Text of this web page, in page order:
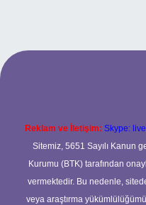
Reklam ve İletişim: Skype:
Sitemiz, 5651 Sayılı Kanun
Kurumu (BTK) tarafından
vermektedir. Bu nedenle,
veya araştırma